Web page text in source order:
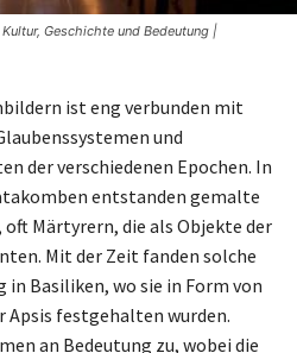
Geschichte und Bedeutung |
ist eng verbunden mit
und
der verschiedenen Epochen. In
entstanden gemalte
Märtyrern, die als Objekte der
Mit der Zeit fanden solche
in Basiliken, wo sie in Form von
Apsis festgehalten wurden.
an Bedeutung zu, wobei die